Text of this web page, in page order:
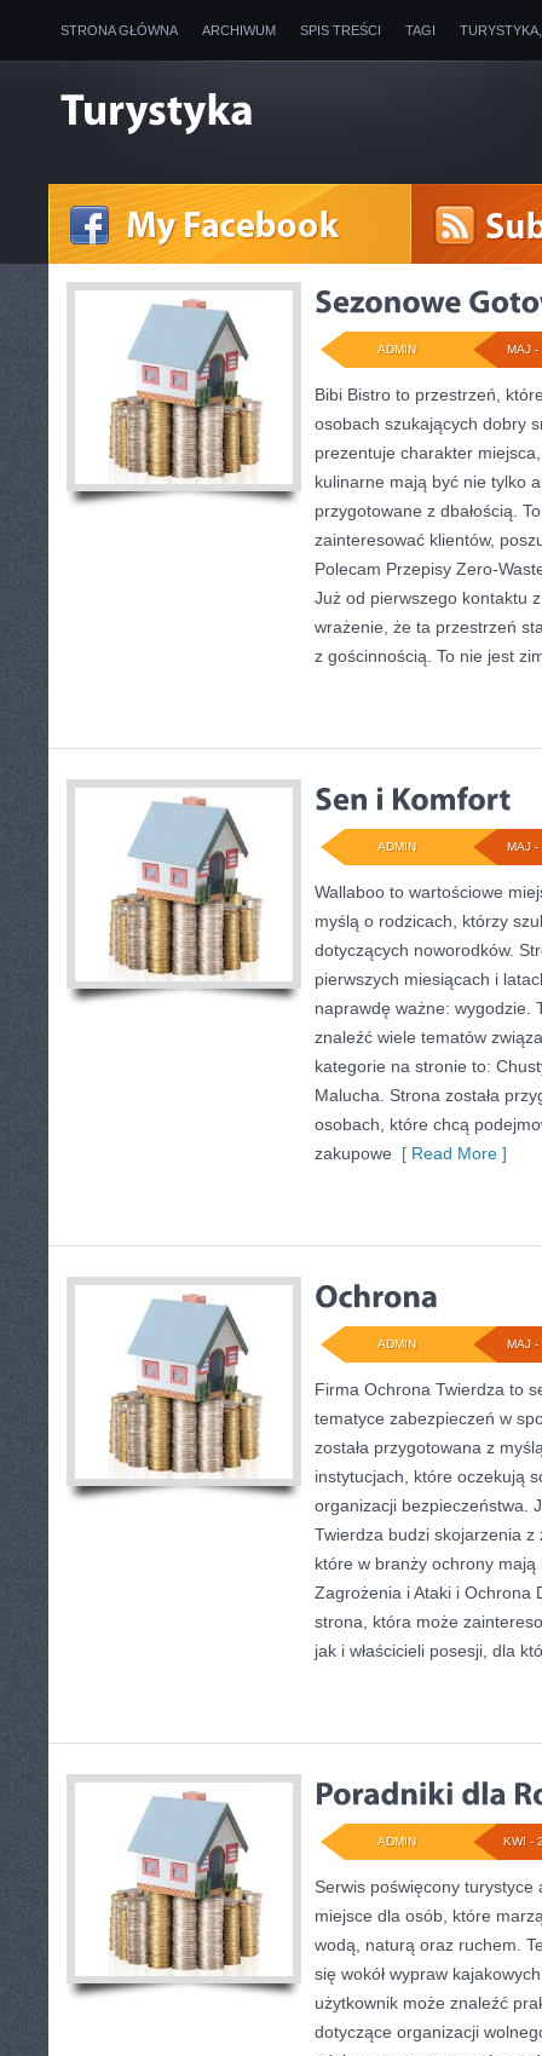
STRONA GŁÓWNA ARCHIWUM SPIS TREŚCI TAGI
MAJ -
ADMIN
Bibi Bistro to przestrzeń,
osobach szukających dobry
prezentuje charakter
kulinarne mają być nie tylko
przygotowane z dbałością.
zainteresować klientów,
Polecam Przepisy Zero-
Już od pierwszego kontaktu
wrażenie, że ta przestrzeń
z gościnnością. To nie jest
MAJ -
ADMIN
Wallaboo to wartościowe
myślą o rodzicach, którzy
dotyczących noworodków.
pierwszych miesiącach i
naprawdę ważne: wygodzie.
znaleźć wiele tematów
kategorie na stronie to:
Malucha. Strona została
osobach, które chcą
zakupowe [ Read More ]
MAJ -
ADMIN
Firma Ochrona Twierdza to
tematyce zabezpieczeń w
została przygotowana z
instytucjach, które oczekują
organizacji bezpieczeństwa.
Twierdza budzi skojarzenia
które w branży ochrony
Zagrożenia i Ataki i Ochrona
strona, która może
jak i właścicieli posesji, dla
KWI -
ADMIN
Serwis poświęcony turystyce
miejsce dla osób, które
wodą, naturą oraz ruchem.
się wokół wypraw
użytkownik może znaleźć
dotyczące organizacji